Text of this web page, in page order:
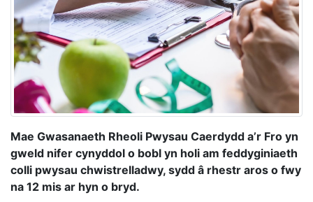
Mae Gwasanaeth Rheoli Pwysau Caerdydd a’r Fro yn
gweld nifer cynyddol o bobl yn holi am feddyginiaeth
colli pwysau chwistrelladwy, sydd â rhestr aros o fwy
na 12 mis ar hyn o bryd.